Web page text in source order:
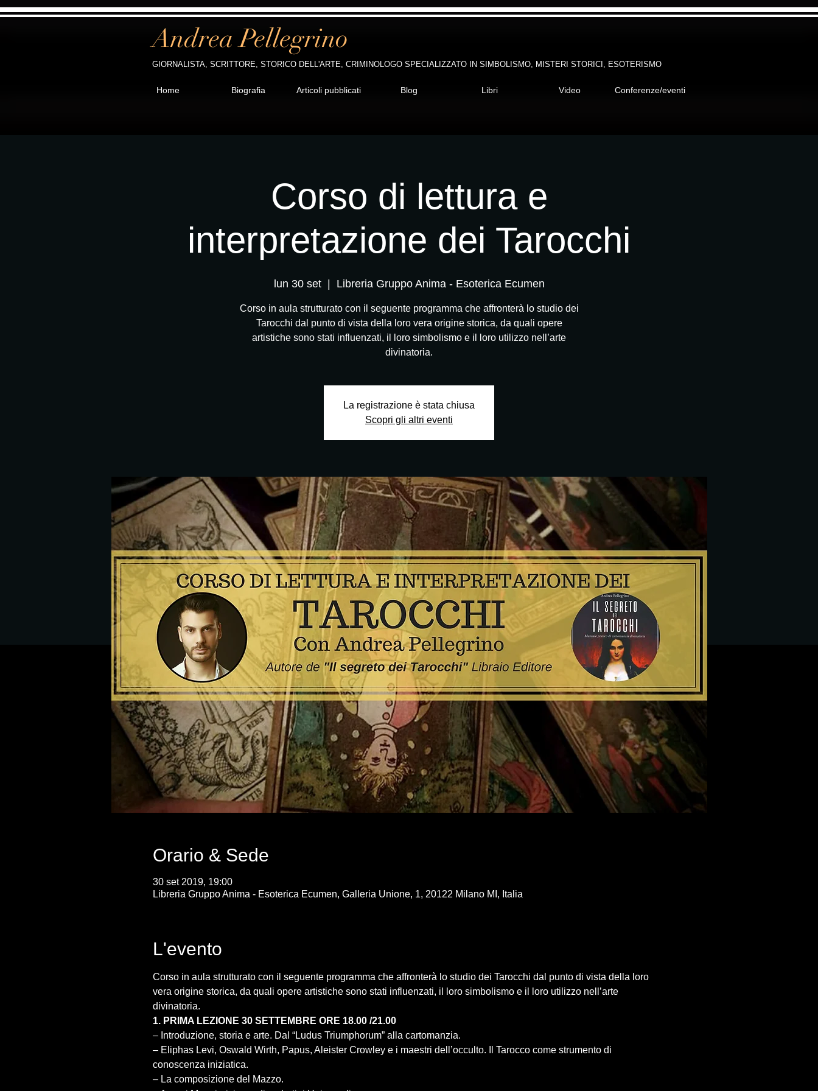
Andrea Pellegrino
GIORNALISTA, SCRITTORE, STORICO DELL'ARTE, CRIMINOLOGO SPECIALIZZATO IN SIMBOLISMO, MISTERI STORICI, ESOTERISMO
Home Biografia Articoli pubblicati Blog Libri Video Conferenze/eventi
Corso di lettura e
interpretazione dei Tarocchi
lun 30 set
  |
Libreria Gruppo Anima - Esoterica Ecumen
Corso in aula strutturato con il seguente programma che affronterà lo studio dei
Tarocchi dal punto di vista della loro vera origine storica, da quali opere
artistiche sono stati influenzati, il loro simbolismo e il loro utilizzo nell’arte
divinatoria.
La registrazione è stata chiusa
Scopri gli altri eventi
Orario & Sede
30 set 2019, 19:00
Libreria Gruppo Anima - Esoterica Ecumen, Galleria Unione, 1, 20122 Milano MI, Italia
L'evento
Corso in aula strutturato con il seguente programma che affronterà lo studio dei Tarocchi dal punto di vista della loro
vera origine storica, da quali opere artistiche sono stati influenzati, il loro simbolismo e il loro utilizzo nell’arte
1. PRIMA LEZIONE 30 SETTEMBRE ORE 18.00 /21.00
– Eliphas Levi, Oswald Wirth, Papus, Aleister Crowley e i maestri dell’occulto. Il Tarocco come strumento di